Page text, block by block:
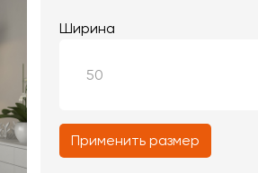
Ширина
Применить размер